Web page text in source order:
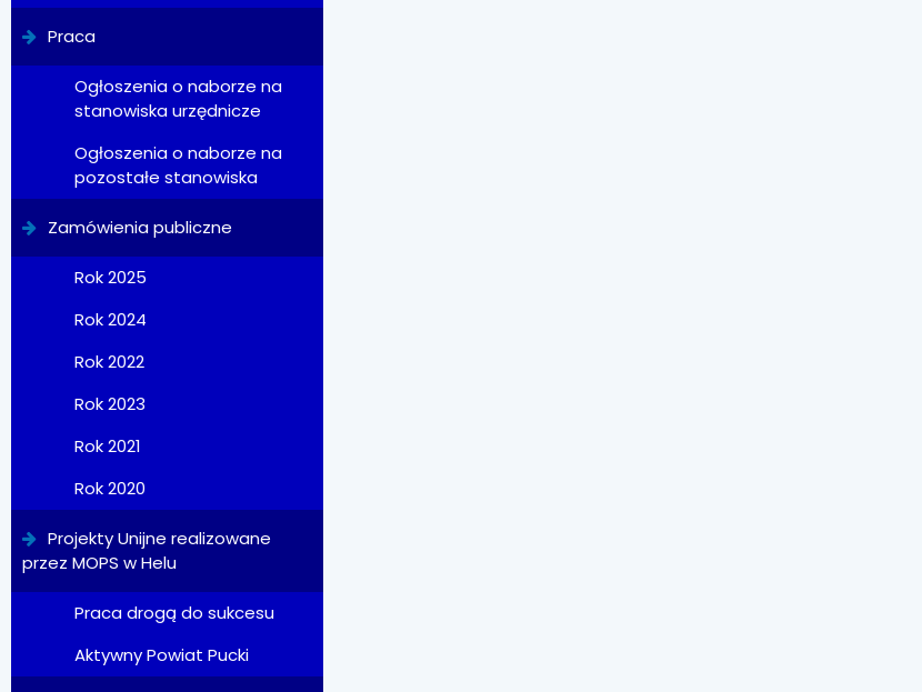
Praca
Ogłoszenia o naborze na
stanowiska urzędnicze
Ogłoszenia o naborze na
pozostałe stanowiska
Zamówienia publiczne
Rok 2025
Rok 2024
Rok 2022
Rok 2023
Rok 2021
Rok 2020
Projekty Unijne realizowane
przez MOPS w Helu
Praca drogą do sukcesu
Aktywny Powiat Pucki